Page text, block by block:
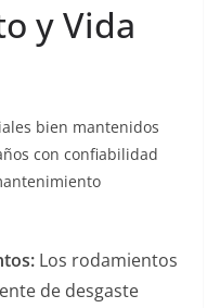
y Vida
bien mantenidos
con confiabilidad
Los rodamientos
de desgaste